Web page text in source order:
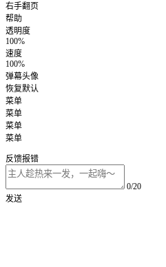
右手翻页
帮助
透明度
100%
速度
100%
弹幕头像
恢复默认
菜单
菜单
菜单
菜单
反馈报错
0/20
发送